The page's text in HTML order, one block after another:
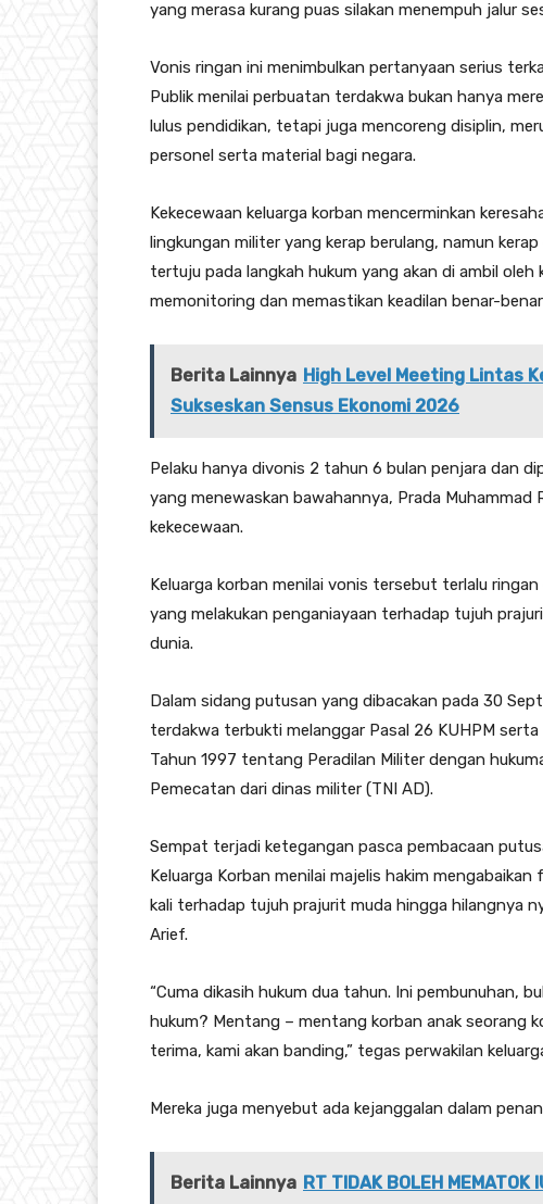
yang merasa kurang puas silakan menempuh jalur
Vonis ringan ini menimbulkan pertanyaan serius
Publik menilai perbuatan terdakwa bukan hanya
lulus pendidikan, tetapi juga mencoreng disiplin,
personel serta material bagi negara.
Kekecewaan keluarga korban mencerminkan
lingkungan militer yang kerap berulang, namun
tertuju pada langkah hukum yang akan di ambil
memonitoring dan memastikan keadilan benar-
Berita Lainnya High Level Meeting Lintas
Sukseskan Sensus Ekonomi 2026
Pelaku hanya divonis 2 tahun 6 bulan penjara dan
yang menewaskan bawahannya, Prada
kekecewaan.
Keluarga korban menilai vonis tersebut terlalu
yang melakukan penganiayaan terhadap tujuh
dunia.
Dalam sidang putusan yang dibacakan pada 30
terdakwa terbukti melanggar Pasal 26 KUHPM serta
Tahun 1997 tentang Peradilan Militer dengan
Pemecatan dari dinas militer (TNI AD).
Sempat terjadi ketegangan pasca pembacaan
Keluarga Korban menilai majelis hakim
kali terhadap tujuh prajurit muda hingga hilangnya
Arief.
“Cuma dikasih hukum dua tahun. Ini pembunuhan,
hukum? Mentang – mentang korban anak seorang
terima, kami akan banding,” tegas perwakilan
Mereka juga menyebut ada kejanggalan dalam
Berita Lainnya RT TIDAK BOLEH MEMATOK